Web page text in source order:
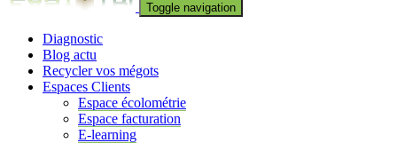
Toggle navigation
Diagnostic
Blog actu
Recycler vos mégots
Espaces Clients
Espace écolométrie
Espace facturation
E-learning